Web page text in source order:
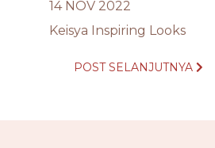
14 NOV 2022
Keisya Inspiring Looks
POST SELANJUTNYA